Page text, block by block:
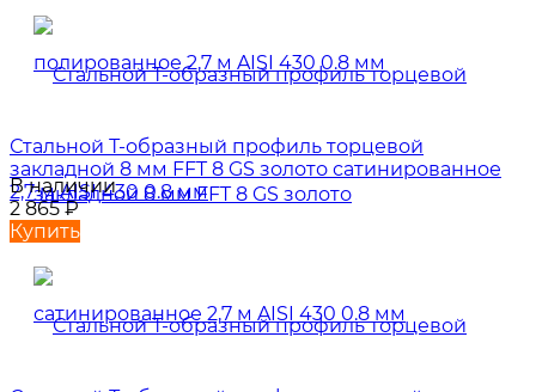
Стальной Т-образный профиль торцевой
закладной 8 мм FFT 8 GS золото сатинированное
2,7 м AISI 430 0.8 мм
В наличии
2 865₽
Купить